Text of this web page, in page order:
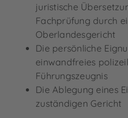
juristische
Fachprüfung durch
Oberlandesgericht
Die persönliche
einwandfreies
Führungszeugnis
Die Ablegung eines
zuständigen Gericht